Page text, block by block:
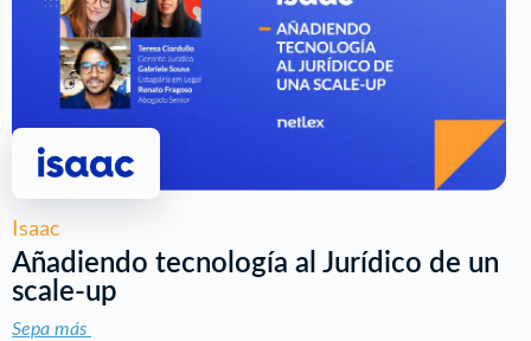
Isaac
Añadiendo tecnología al Jurídico de un
scale-up
Sepa más